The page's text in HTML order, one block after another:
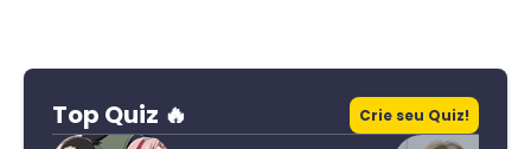
Top Quiz 🔥 Crie seu Quiz!